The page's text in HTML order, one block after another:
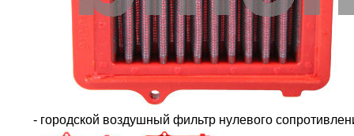
- городской воздушный фильтр нулевого